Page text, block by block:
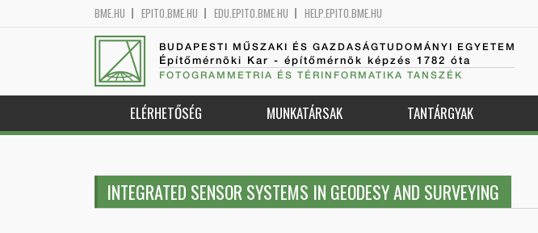
BME.HU EPITO.BME.HU EDU.EPITO.BME.HU HELP.EPITO.BME.HU
BUDAPESTI MŰSZAKI ÉS GAZDASÁGTUDOMÁNYI EGYETEM
Építőmérnöki Kar - építőmérnök képzés 1782 óta
FOTOGRAMMETRIA ÉS TÉRINFORMATIKA TANSZÉK
ELÉRHETŐSÉG MUNKATÁRSAK TANTÁRGYAK
INTEGRATED SENSOR SYSTEMS IN GEODESY AND SURVEYING